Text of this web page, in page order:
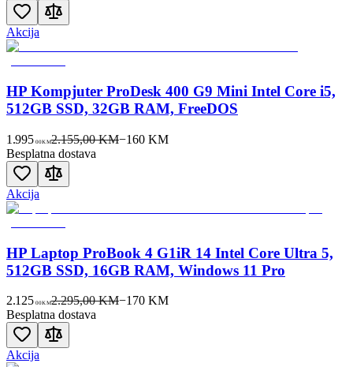
Akcija
HP Kompjuter ProDesk 400 G9 Mini Intel Core i5,
512GB SSD, 32GB RAM, FreeDOS
1.995 00KM2.155,00 KM−160KM
Besplatna dostava
Akcija
HP Laptop ProBook 4 G1iR 14 Intel Core Ultra 5,
512GB SSD, 16GB RAM, Windows 11 Pro
2.125 00KM2.295,00 KM−170KM
Besplatna dostava
Akcija